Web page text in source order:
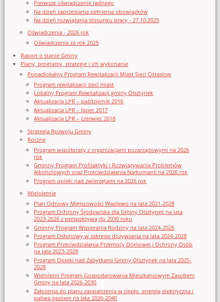
Pierwsze oświadczenie radnego
Na dzień zaprzestania pełnienia obowiązków
Na dzień rozwiązania stosunku pracy - 27.10.2025
Oświadczenia - 2026 rok
Oświadczenia za rok 2025
Raport o stanie Gminy
Plany, programy, strategie i ich wykonanie
Ponadlokalny Program Rewitalizacji Miast Sieci Cittaslow
Program rewitalizacji sieci miast
Lokalny Program Rewitalizacji gminy Olsztynek
Aktualizacja LPR – październik 2016
Aktualizacja LPR – lipiec 2017
Aktualizacja LPR – czerwiec 2018
Strategia Rozwoju Gminy
Roczne
Program współpracy z organizacjami pozarządowymi na 2026
rok
Gminny Program Profilaktyki i Rozwiązywania Problemów
Alkoholowych oraz Przeciwdziałania Narkomanii na 2026 rok
Program opieki nad zwierzętami na 2026 rok
Wieloletnie
Plan Odnowy Miejscowości Waplewo na lata 2021-2028
Program Ochrony Środowiska dla Gminy Olsztynek na lata
2023-2026 z perspektywą do 2030 roku
Gminny Program Wspierania Rodziny na lata 2024-2026
Program Osłonowy w zakresie dożywiania na lata 2024-2028
Program Przeciwdziałania Przemocy Domowej i Ochrony Osób
na lata 2023-2028
Program Opieki nad Zabytkami Gminy Olsztynek na lata 2025-
2028
Wieloletni Program Gospodarowania Mieszkaniowym Zasobem
Gminy na lata 2026-2030
Założenia do planu zaopatrzenia w ciepło, energię elektryczna i
paliwa gazowe na lata 2026-2040